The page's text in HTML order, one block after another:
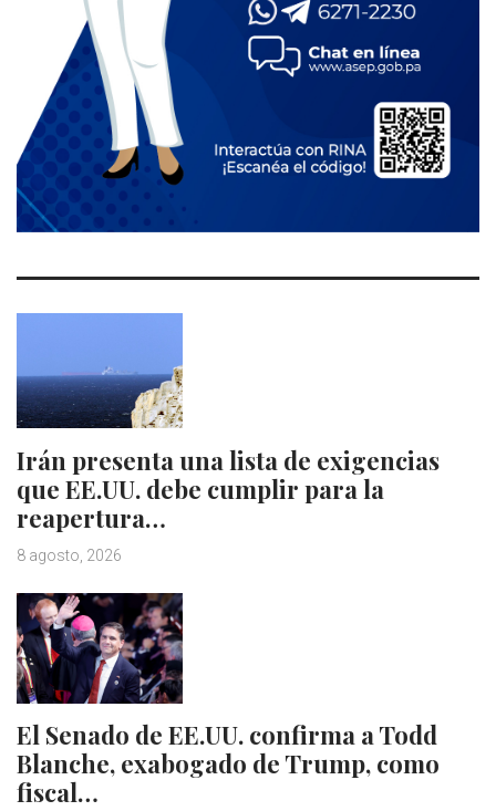
Irán presenta una lista de exigencias
que EE.UU. debe cumplir para la
reapertura…
8 agosto, 2026
El Senado de EE.UU. confirma a Todd
Blanche, exabogado de Trump, como
fiscal…